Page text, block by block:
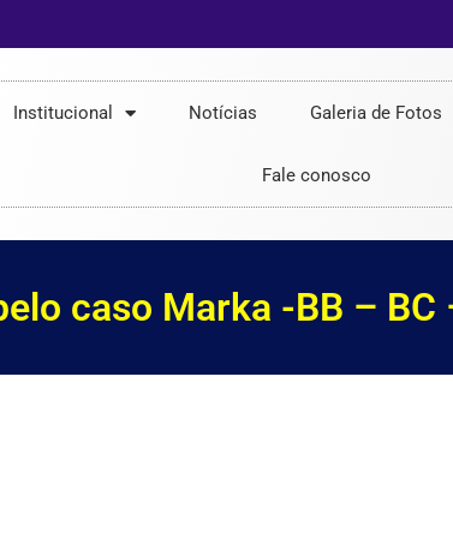
Institucional Notícias Galeria de Fotos
Fale conosco
caso Marka -BB – BC